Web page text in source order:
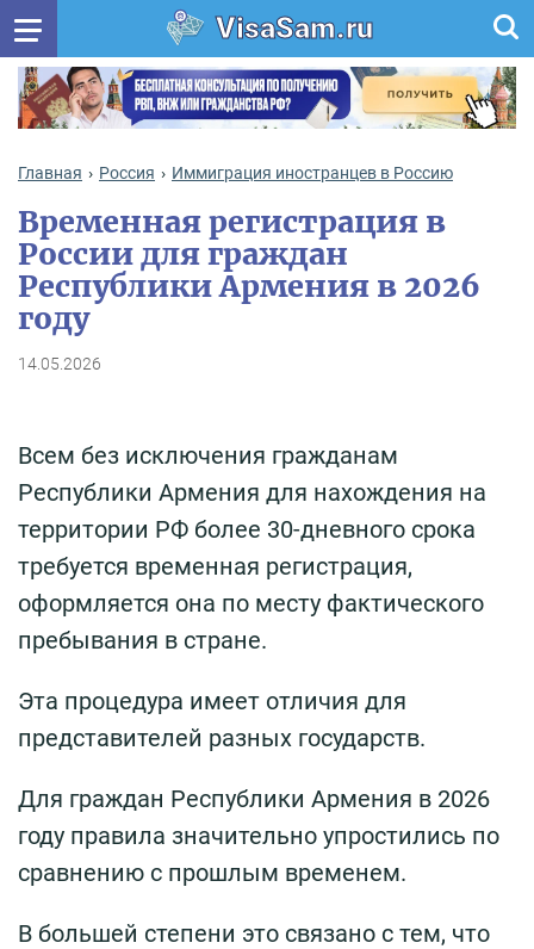
VisaSam.ru
Главная Россия Иммиграция иностранцев в Россию
Временная регистрация в
России для граждан
Республики Армения в 2026
году
14.05.2026
Всем без исключения гражданам
Республики Армения для нахождения на
территории РФ более 30-дневного срока
требуется временная регистрация,
оформляется она по месту фактического
пребывания в стране.
Эта процедура имеет отличия для
представителей разных государств.
Для граждан Республики Армения в 2026
году правила значительно упростились по
сравнению с прошлым временем.
В большей степени это связано с тем, что